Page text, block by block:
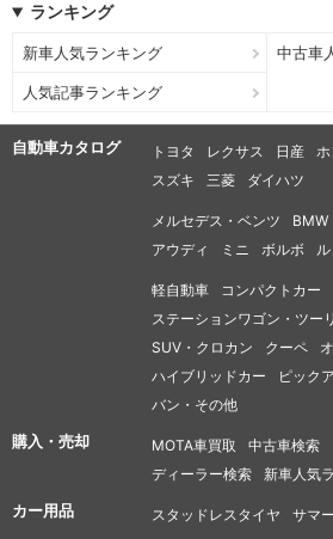
ランキング
新車人気ランキング 中古車
人気記事ランキング
自動車カタログ トヨタ レクサス 日産
スズキ
三菱 ダイハツ
メルセデス・ベンツ BMW
アウディ
ミニ ボルボ
軽自動車 コンパクトカー
ステーションワゴン・ツー
SUV・クロカン
クーペ
ハイブリッドカー
ピック
バン・その他
購入・売却 MOTA車買取 中古車検索
ディーラー検索
新車人気
カー用品 スタッドレスタイヤ サマ